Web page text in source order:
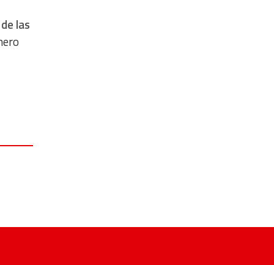
las